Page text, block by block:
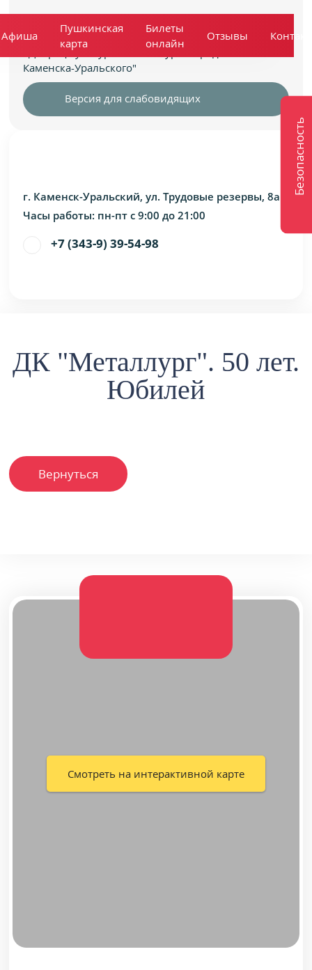
Муниципальное автономное учреждение
культуры
«Дворец Культуры «Металлург» города
Каменска-Уральского"
Версия для слабовидящих
г. Каменск-Уральский, ул. Трудовые резервы, 8а
Часы работы: пн-пт с 9:00 до 21:00
+7 (343-9) 39-54-98
Афиша
Пушкинская
карта
Билеты
онлайн
Отзывы
ДК "Металлург". 50 лет.
Юбилей
Вернуться
Смотреть на интерактивной карте
Безопасность